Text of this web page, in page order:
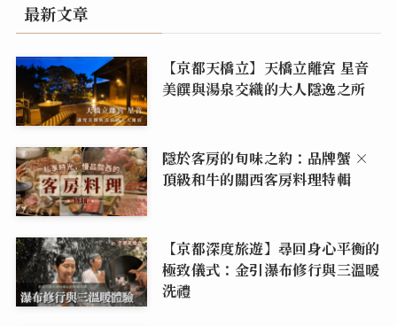
最新文章
【京都天橋立】天橋立離宮 星音
美饌與湯泉交織的大人隱逸之所
隱於客房的旬味之約：品牌蟹 ×
頂級和牛的關西客房料理特輯
【京都深度旅遊】尋回身心平衡的
極致儀式：金引瀑布修行與三溫暖
洗禮